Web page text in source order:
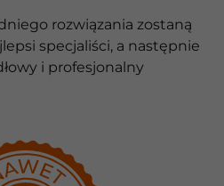
rozwiązania zostaną
specjaliści, a następnie
i profesjonalny